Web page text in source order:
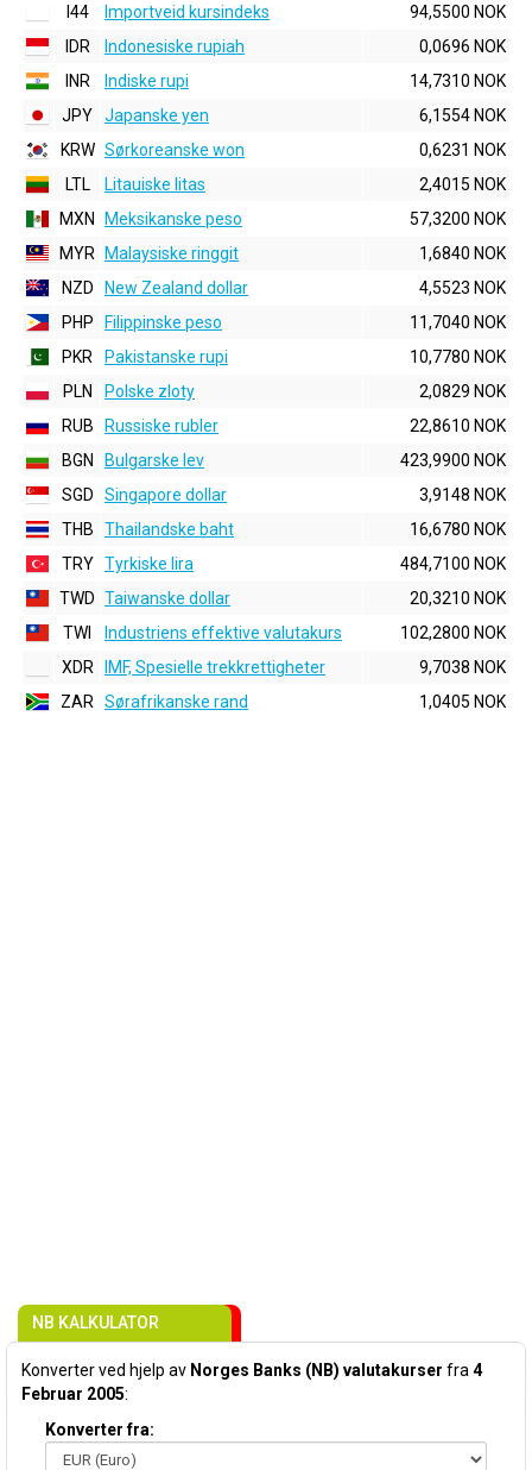
I44
Importveid kursindeks
94,5500 NOK
IDR
Indonesiske rupiah
0,0696 NOK
INR
Indiske rupi
14,7310 NOK
JPY
Japanske yen
6,1554 NOK
KRW Sørkoreanske won
0,6231 NOK
LTL
Litauiske litas
2,4015 NOK
MXN
Meksikanske peso
57,3200 NOK
MYR
Malaysiske ringgit
1,6840 NOK
NZD
New Zealand dollar
4,5523 NOK
PHP
Filippinske peso
11,7040 NOK
PKR
Pakistanske rupi
10,7780 NOK
PLN
Polske zloty
2,0829 NOK
RUB
Russiske rubler
22,8610 NOK
BGN
Bulgarske lev
423,9900 NOK
SGD
Singapore dollar
3,9148 NOK
THB
Thailandske baht
16,6780 NOK
TRY Tyrkiske lira
484,7100 NOK
TWD Taiwanske dollar
20,3210 NOK
TWI
Industriens effektive valutakurs
102,2800 NOK
XDR
IMF, Spesielle trekkrettigheter
9,7038 NOK
ZAR
Sørafrikanske rand 1,0405 NOK
NB KALKULATOR
Konverter ved hjelp av Norges Banks (NB) valutakurser fra 4
Februar 2005:
Konverter fra: